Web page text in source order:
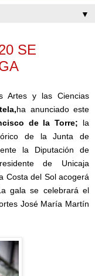
▼
SE
Artes y las Ciencias
ha anunciado este
de la Torre; la
de la Junta de
la Diputación de
de Unicaja
Costa del Sol acogerá
gala se celebrará el
José María Martín